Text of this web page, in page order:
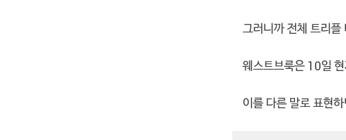
그러니까 전체 트리
웨스트브룩은 10일
이를 다른 말로 표현